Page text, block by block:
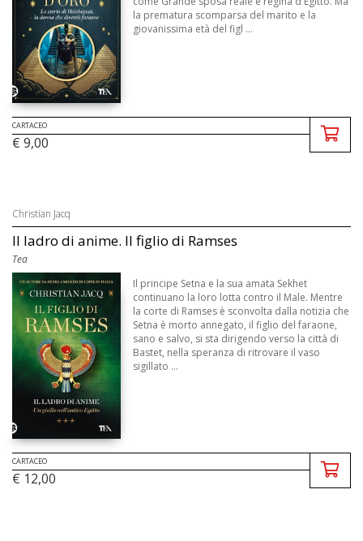
la prematura scomparsa del marito e la
giovanissima età del figl ...
CARTACEO
€ 9,00
Christian Jacq
Il ladro di anime. Il figlio di Ramses
Tea
Il principe Setna e la sua amata Sekhet
continuano la loro lotta contro il Male. Mentre
la corte di Ramses è sconvolta dalla notizia che
Setna è morto annegato, il figlio del faraone,
sano e salvo, si sta dirigendo verso la città di
Bastet, nella speranza di ritrovare il vaso
sigillato ...
CARTACEO
€ 12,00